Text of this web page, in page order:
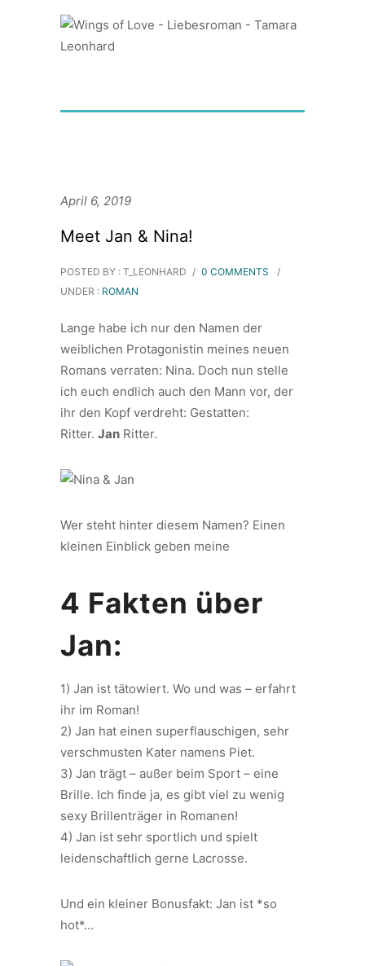
April 6, 2019
Meet Jan & Nina!
POSTED BY : T_LEONHARD / 0 COMMENTS
/
UNDER : ROMAN
Lange habe ich nur den Namen der
weiblichen Protagonistin meines neuen
Romans verraten: Nina. Doch nun stelle
ich euch endlich auch den Mann vor, der
ihr den Kopf verdreht: Gestatten:
Ritter. Jan Ritter.
Wer steht hinter diesem Namen? Einen
kleinen Einblick geben meine
4 Fakten über
Jan:
1) Jan ist tätowiert. Wo und was – erfahrt
ihr im Roman!
2) Jan hat einen superflauschigen, sehr
verschmusten Kater namens Piet.
3) Jan trägt – außer beim Sport – eine
Brille. Ich finde ja, es gibt viel zu wenig
sexy Brillenträger in Romanen!
4) Jan ist sehr sportlich und spielt
leidenschaftlich gerne Lacrosse.
Und ein kleiner Bonusfakt: Jan ist *so
hot*…